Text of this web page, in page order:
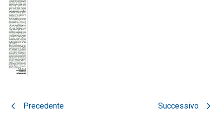
chevron_left Precedente Successivo chevron_right